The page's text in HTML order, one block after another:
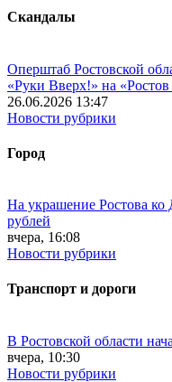
Скандалы
Оперштаб Ростовской
«Руки Вверх!» на
26.06.2026 13:47
Новости рубрики
Город
На украшение Ростова
рублей
вчера, 16:08
Новости рубрики
Транспорт и дороги
В Ростовской области
вчера, 10:30
Новости рубрики